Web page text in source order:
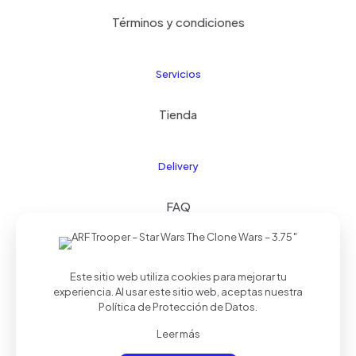
Términos y condiciones
Servicios
Tienda
Delivery
FAQ
© 2024 Kids21| Todos los derechos reservados |
Realizado porPalmera Studios
Este sitio web utiliza cookies para mejorar tu
experiencia. Al usar este sitio web, aceptas nuestra
Política de Protección de Datos
Leer más